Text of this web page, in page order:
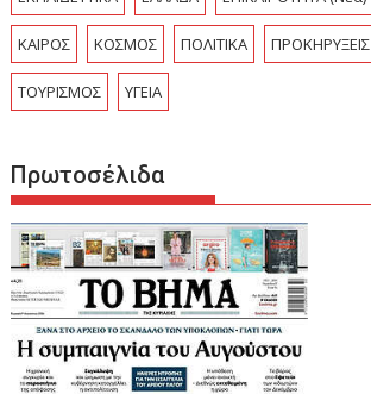
ΚΑΙΡΟΣ ΚΟΣΜΟΣ ΠΟΛΙΤΙΚΑ ΠΡΟΚΗΡΥΞΕΙΣ
ΤΟΥΡΙΣΜΟΣ ΥΓΕΙΑ
Πρωτοσέλιδα